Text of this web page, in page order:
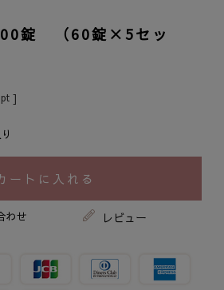
錠 （60錠×5セッ
pt ]
ートに入れる
わせ レビュー